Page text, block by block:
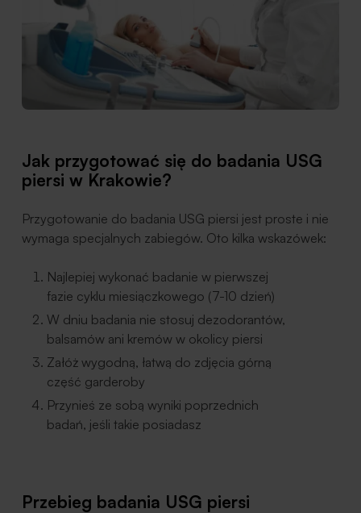
Jak przygotować się do badania USG
piersi w Krakowie?
Przygotowanie do badania USG piersi jest proste i nie
wymaga specjalnych zabiegów. Oto kilka wskazówek:
Najlepiej wykonać badanie w pierwszej
fazie cyklu miesiączkowego (7-10 dzień)
W dniu badania nie stosuj dezodorantów,
balsamów ani kremów w okolicy piersi
Załóż wygodną, łatwą do zdjęcia górną
część garderoby
Przynieś ze sobą wyniki poprzednich
badań, jeśli takie posiadasz
Przebieg badania USG piersi